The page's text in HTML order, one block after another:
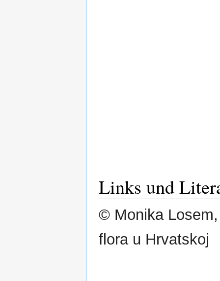
Links und
© Monika
flora u Hrvatskoj